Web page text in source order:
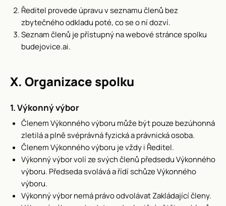
Ředitel provede úpravu v seznamu členů bez
zbytečného odkladu poté, co se o ní dozví.
Seznam členů je přístupný na webové stránce spolku
budejovice.ai.
X. Organizace spolku
1. Výkonný výbor
Členem Výkonného výboru může být pouze bezúhonná
zletilá a plně svéprávná fyzická a právnická osoba.
Členem Výkonného výboru je vždy i Ředitel.
Výkonný výbor volí ze svých členů předsedu Výkonného
výboru. Předseda svolává a řídí schůze Výkonného
výboru.
Výkonný výbor nemá právo odvolávat Zakládající členy.